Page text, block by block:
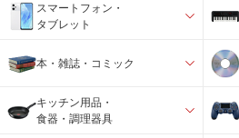
スマートフォン・
タブレット
本・雑誌・コミック
キッチン用品・
食器・調理器具